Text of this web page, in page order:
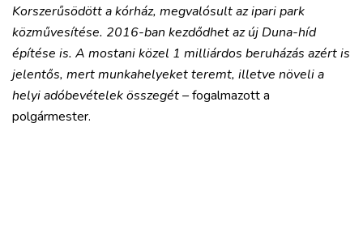
Korszerűsödött a kórház, megvalósult az ipari park
közművesítése. 2016-ban kezdődhet az új Duna-híd
építése is. A mostani közel 1 milliárdos beruházás azért is
jelentős, mert munkahelyeket teremt, illetve növeli a
helyi adóbevételek összegét –fogalmazott a
polgármester.